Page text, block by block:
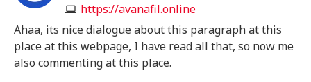
https://avanafil.online
Ahaa, its nice dialogue about this paragraph at this
place at this webpage, I have read all that, so now me
also commenting at this place.